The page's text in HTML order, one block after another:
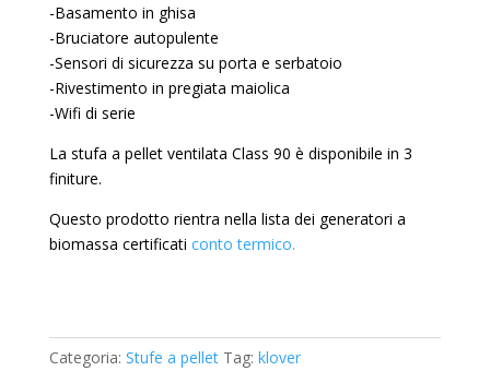
-Basamento in ghisa
-Bruciatore autopulente
-Sensori di sicurezza su porta e serbatoio
-Rivestimento in pregiata maiolica
-Wifi di serie
La stufa a pellet ventilata Class 90 è disponibile in 3
finiture.
Questo prodotto rientra nella lista dei generatori a
biomassa certificati conto termico.
Categoria: Stufe a pellet Tag: klover